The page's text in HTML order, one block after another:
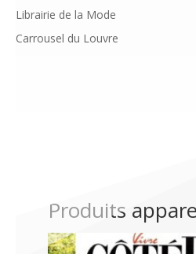
Librairie de la Mode
Carrousel du Louvre
Produits